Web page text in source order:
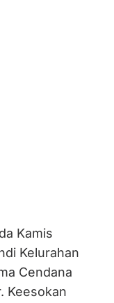
Kamis
Kelurahan
Cendana
Keesokan